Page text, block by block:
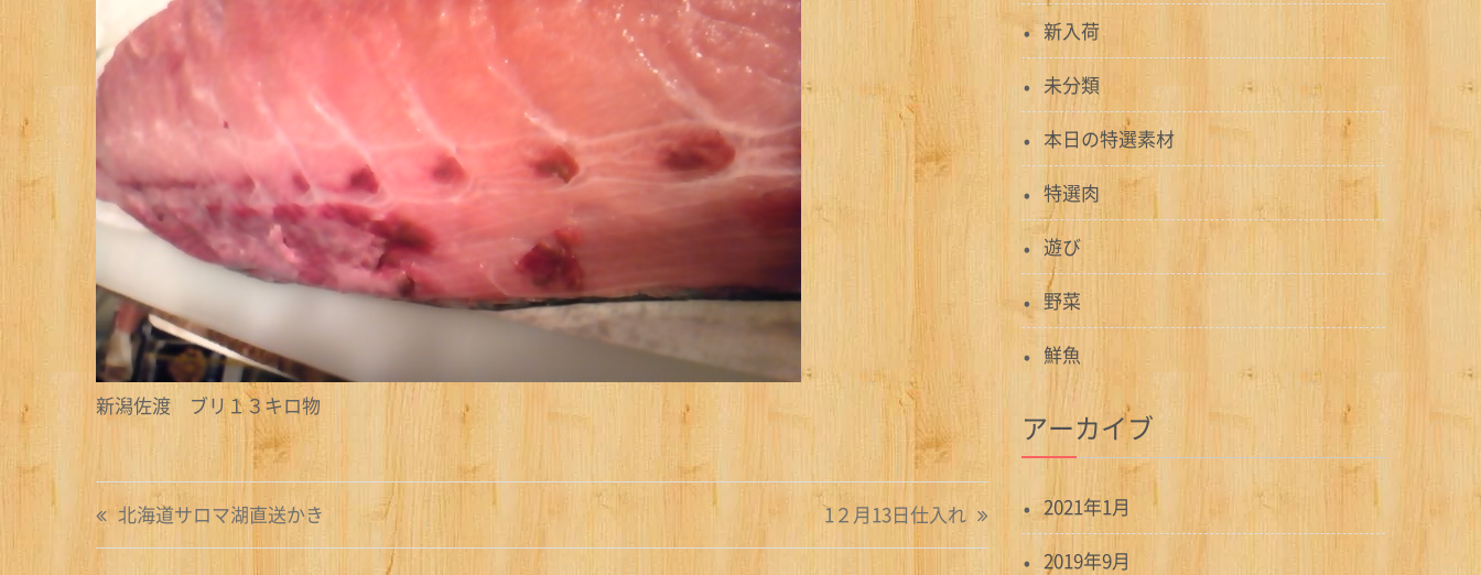
新潟佐渡 ブリ１３キロ物
投
稿
北海道サロマ湖直送かき 1２月13日仕入れ
新入荷
未分類
本日の特選素材
特選肉
遊び
野菜
鮮魚
アーカイブ
2021年1月
2019年9月